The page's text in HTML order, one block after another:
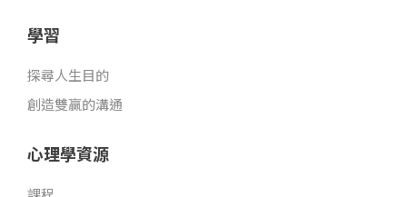
學習
探尋人生目的
創造雙贏的溝通
心理學資源